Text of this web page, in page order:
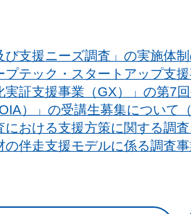
支援ニーズ調査」の実施体
テック・スタートアップ支
証支援事業（GX）」の第7
）」の受講生募集について（
おける支援方策に関する調
伴走支援モデルに係る調査